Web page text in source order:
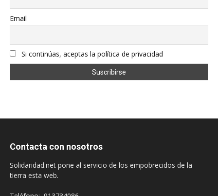
Email
Si continúas, aceptas la política de privacidad
Contacta con nosotros
Solidaridad.net pone al servicio de los empobrecidos de la
tierra esta web.